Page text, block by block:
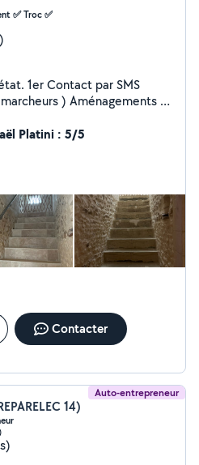
✅ Troc ✅
SMS
) Aménagements et
cloisons placo, enduit,
cuisines/dressing , sol
ponçage, vitrification,
pierres contre rremontées
Platini : 5/5
Contacter
Auto-entrepreneur
14)